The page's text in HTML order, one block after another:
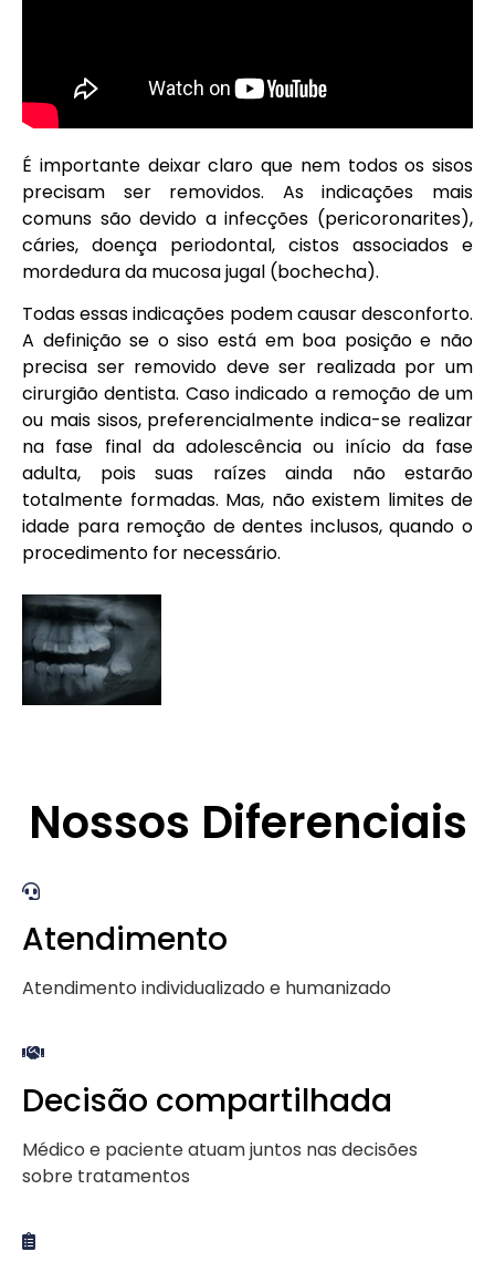
É importante deixar claro que nem todos os sisos
precisam ser removidos. As indicações mais
comuns são devido a infecções (pericoronarites),
cáries, doença periodontal, cistos associados e
mordedura da mucosa jugal (bochecha).
Todas essas indicações podem causar desconforto.
A definição se o siso está em boa posição e não
precisa ser removido deve ser realizada por um
cirurgião dentista. Caso indicado a remoção de um
ou mais sisos, preferencialmente indica-se realizar
na fase final da adolescência ou início da fase
adulta, pois suas raízes ainda não estarão
totalmente formadas. Mas, não existem limites de
idade para remoção de dentes inclusos, quando o
procedimento for necessário.
Nossos Diferenciais
Atendimento
Atendimento individualizado e humanizado
Decisão compartilhada
Médico e paciente atuam juntos nas decisões
sobre tratamentos